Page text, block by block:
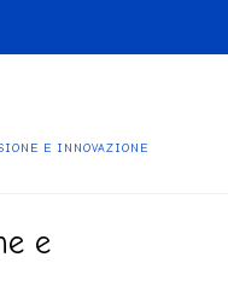
E INNOVAZIONE
e